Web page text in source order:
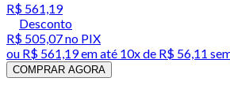
R$ 561,19
Desconto
R$ 505,07no PIX
ou R$ 561,19em até 10x de R$ 56,11
COMPRAR AGORA